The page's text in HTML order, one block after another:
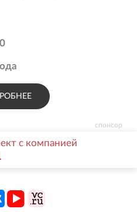
спонсор
с компанией